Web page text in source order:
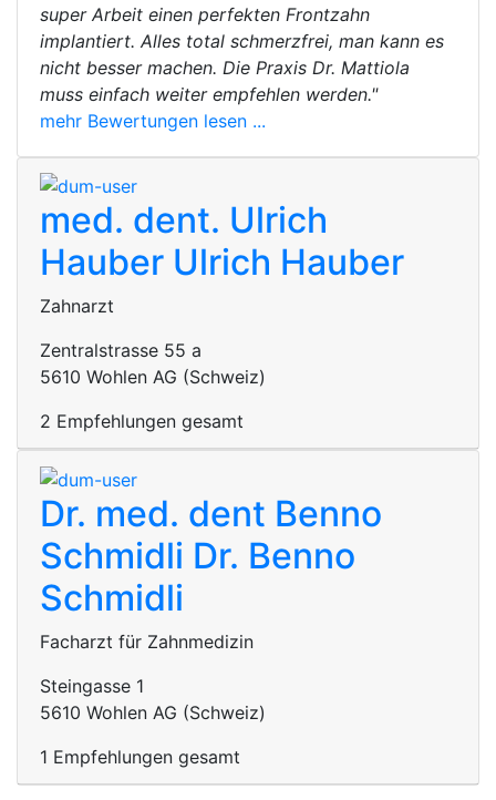
super Arbeit einen perfekten Frontzahn
implantiert. Alles total schmerzfrei, man kann es
nicht besser machen. Die Praxis Dr. Mattiola
muss einfach weiter empfehlen werden."
mehr Bewertungen lesen ...
med. dent. Ulrich
Hauber Ulrich Hauber
Zahnarzt
Zentralstrasse 55 a
5610 Wohlen AG (Schweiz)
2 Empfehlungen gesamt
Dr. med. dent Benno
Schmidli Dr. Benno
Schmidli
Facharzt für Zahnmedizin
Steingasse 1
5610 Wohlen AG (Schweiz)
1 Empfehlungen gesamt